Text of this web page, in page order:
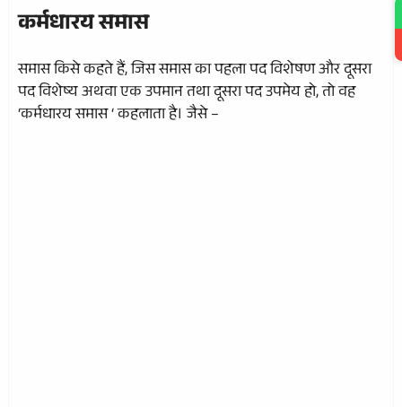
कर्मधारय समास
समास किसे कहते हैं, जिस समास का पहला पद विशेषण और दूसरा
पद विशेष्य अथवा एक उपमान तथा दूसरा पद उपमेय हो, तो वह
‘कर्मधारय समास ‘ कहलाता है। जैसे –